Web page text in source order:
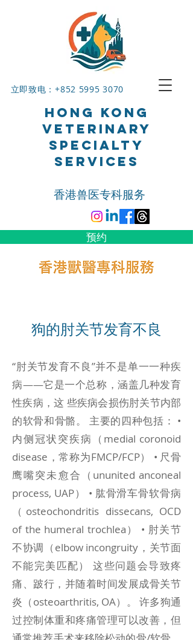
立即致电：+852 5995 3070
HONG KONG
VETERINARY
SPECIALTY
SERVICES
香港兽医专科服务
预约
狗的肘关节发育不良
“肘关节发育不良”并不是单一一种疾
病——它是一个总称，涵盖几种发育
性疾病，这 些疾病会损伤肘关节内部
的软骨和骨骼。 主要的四种包括： •
内侧冠状突疾病（medial coronoid
disease，常称为FMCP/FCP） • 尺骨
鹰嘴突未愈合（ununited anconeal
process, UAP） • 肱骨滑车骨软骨病
（osteochondritis dissecans, OCD
of the humeral trochlea） • 肘关节
不协调（elbow incongruity，关节面
不能完美匹配） 这些问题会导致疼
痛、跛行，并随着时间发展成骨关节
炎（osteoarthritis, OA）。 许多狗通
过控制体重和疼痛管理可以改善，但